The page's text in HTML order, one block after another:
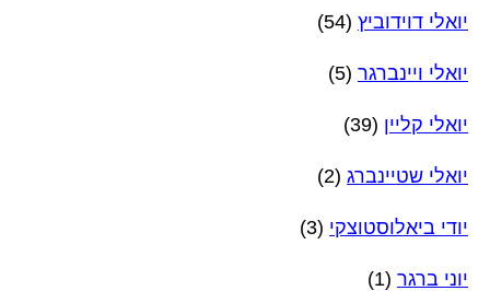
יואלי דוידוביץ (54)
יואלי ויינברגר (5)
יואלי קליין (39)
יואלי שטיינברג (2)
יודי ביאלוסטוצקי (3)
יוני ברגר (1)